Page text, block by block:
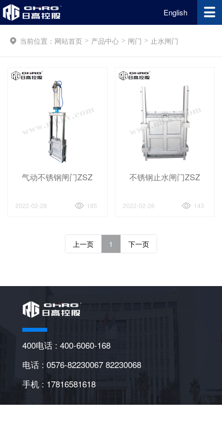
English
当前位置： 网站首页 > 产品中心 > 闸门 > 止水闸门
气动不锈钢闸门ZSZ
2022-02-26 185
不锈钢止水闸门ZSZ
2022-02-26 143
上一页 1 下一页
400电话 : 400-6060-168
电话 : 0576-82230067 82230068
手机 : 17816581618